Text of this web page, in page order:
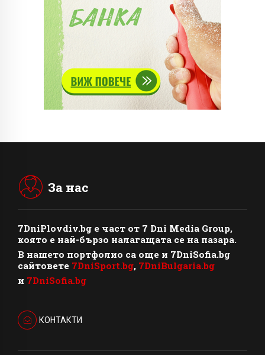
За нас
7DniPlovdiv.bg e част от 7 Dni Media Group,
която е най-бързо налагащата се на пазара.
В нашето портфолио са още и 7DniSofia.bg
сайтовете 7DniSport.bg, 7DniBulgaria.bg
и 7DniSofia.bg
КОНТАКТИ